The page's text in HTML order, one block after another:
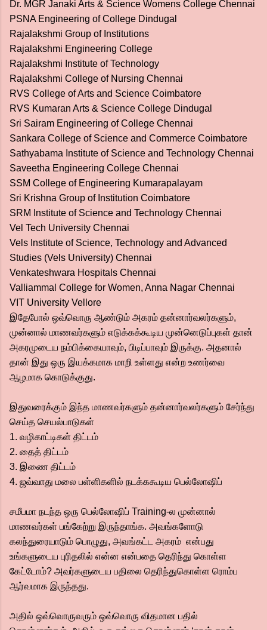
Dr. MGR Janaki Arts & Science Womens College Chennai
PSNA Engineering of College Dindugal
Rajalakshmi Group of Institutions
Rajalakshmi Engineering College
Rajalakshmi Institute of Technology
Rajalakshmi College of Nursing Chennai
RVS College of Arts and Science Coimbatore
RVS Kumaran Arts & Science College Dindugal
Sri Sairam Engineering of College Chennai
Sankara College of Science and Commerce Coimbatore
Sathyabama Institute of Science and Technology Chennai
Saveetha Engineering College Chennai
SSM College of Engineering Kumarapalayam
Sri Krishna Group of Institution Coimbatore
SRM Institute of Science and Technology Chennai
Vel Tech University Chennai
Vels Institute of Science, Technology and Advanced
Studies (Vels University) Chennai
Venkateshwara Hospitals Chennai
Valliammal College for Women, Anna Nagar Chennai
VIT University Vellore
இதேபோல் ஒவ்வொரு ஆண்டும் அகரம் தன்னார்வலர்களும்,
முன்னால் மாணவர்களும் எடுக்கக்கூடிய முன்னெடுப்புகள் தான்
அகரமுடைய நம்பிக்கையாவும், பிடிப்பாவும் இருக்கு. அதனால்
தான் இது ஒரு இயக்கமாக மாறி உள்ளது என்ற உணர்வை
ஆழமாக கொடுக்குது.
இதுவரைக்கும் இந்த மாணவர்களும் தன்னார்வலர்களும் சேர்ந்து
செய்த செயல்பாடுகள்
1. வழிகாட்டிகள் திட்டம்
2. தைத் திட்டம்
3. இணை திட்டம்
4. ஜவ்வாது மலை பள்ளிகளில் நடக்ககூடிய பெல்லோஷிப்
சமீபமா நடந்த ஒரு பெல்லோஷிப் Training-ல முன்னால்
மாணவர்கள் பங்கேற்று இருந்தாங்க. அவங்களோடு
கலந்துரையாடும் பொழுது, அவங்கட்ட அகரம் என்பது
உங்களுடைய புரிதலில் என்ன என்பதை தெரிந்து கொள்ள
கேட்டோம்? அவர்களுடைய பதிலை தெரிந்துகொள்ள ரொம்ப
ஆர்வமாக இருந்தது.
அதில் ஒவ்வொருவரும் ஒவ்வொரு விதமான பதில்